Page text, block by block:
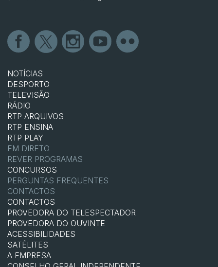
NOTÍCIAS
DESPORTO
TELEVISÃO
RÁDIO
RTP ARQUIVOS
RTP ENSINA
RTP PLAY
EM DIRETO
REVER PROGRAMAS
CONCURSOS
PERGUNTAS FREQUENTES
CONTACTOS
CONTACTOS
PROVEDORA DO TELESPECTADOR
PROVEDORA DO OUVINTE
ACESSIBILIDADES
SATÉLITES
A EMPRESA